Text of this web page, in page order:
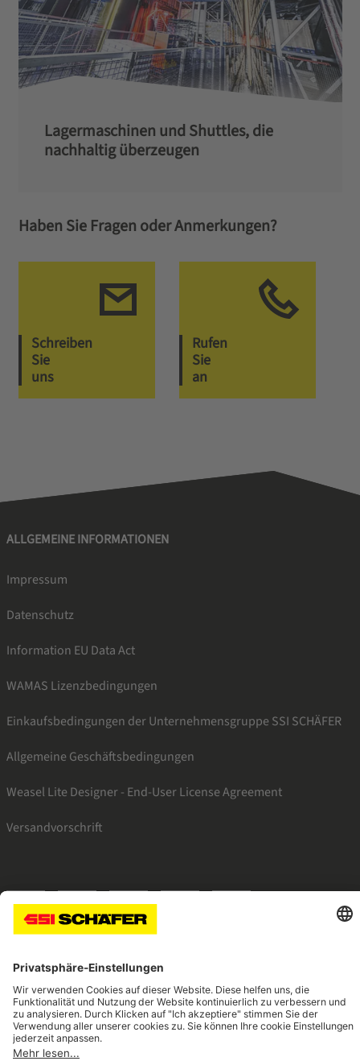
Lagermaschinen und Shuttles, die
nachhaltig überzeugen
Haben Sie Fragen oder Anmerkungen?
Schreiben
Sie
uns
Rufen
Sie
an
ALLGEMEINE INFORMATIONEN
Impressum
Datenschutz
Information EU Data Act
WAMAS Lizenzbedingungen
Einkaufsbedingungen der Unternehmensgruppe SSI SCHÄFER
Allgemeine Geschäftsbedingungen
Weasel Lite Designer - End-User License Agreement
Versandvorschrift
SSI linkedinSSI instagramSSI facebook
Navigate to home page